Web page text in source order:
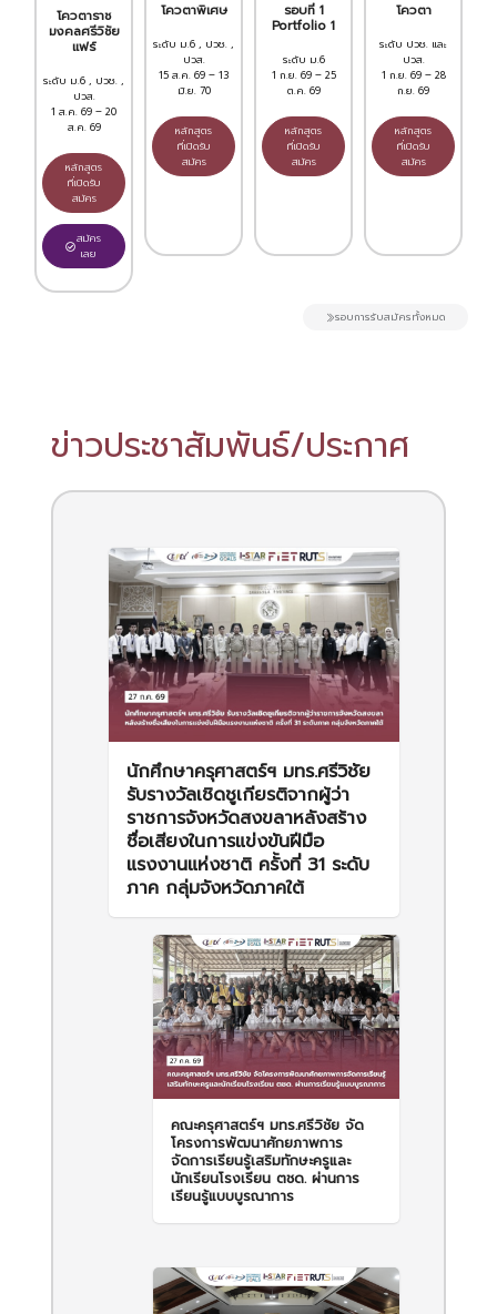
โควตาราช
มงคลศรีวิชัย
แฟร์
ระดับ ม.6 , ปวช. ,
ปวส.
1 ส.ค. 69 – 20
ส.ค. 69
หลักสูตร
ที่เปิดรับ
สมัคร
สมัคร
เลย
โควตาพิเศษ
ระดับ ม.6 , ปวช. ,
ปวส.
15 ส.ค. 69 – 13
มิ.ย. 70
หลักสูตร
ที่เปิดรับ
สมัคร
รอบที่ 1
Portfolio 1
ระดับ ม.6
1 ก.ย. 69 – 25
ต.ค. 69
หลักสูตร
ที่เปิดรับ
สมัคร
โควตา
ระดับ ปวช. และ
ปวส.
1 ก.ย. 69 – 28
ก.ย. 69
หลักสูตร
ที่เปิดรับ
สมัคร
รอบการรับสมัครทั้งหมด
ข่าวประชาสัมพันธ์/ประกาศ
นักศึกษาครุศาสตร์ฯ มทร.ศรีวิชัย
รับรางวัลเชิดชูเกียรติจากผู้ว่า
ราชการจังหวัดสงขลาหลังสร้าง
ชื่อเสียงในการแข่งขันฝีมือ
แรงงานแห่งชาติ ครั้งที่ 31 ระดับ
ภาค กลุ่มจังหวัดภาคใต้
คณะครุศาสตร์ฯ มทร.ศรีวิชัย จัด
โครงการพัฒนาศักยภาพการ
จัดการเรียนรู้เสริมทักษะครูและ
นักเรียนโรงเรียน ตชด. ผ่านการ
เรียนรู้แบบบูรณาการ